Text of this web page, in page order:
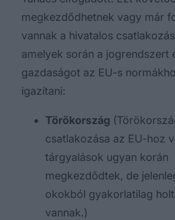
megkezdődhetnek vagy már
vannak a hivatalos
amelyek során a jogrendszert
gazdaságot az EU-s
igazítani:
Törökország
csatlakozása az EU-hoz
tárgyalások ugyan korán
megkezdődtek, de
okokból gyakorlatilag
vannak.)